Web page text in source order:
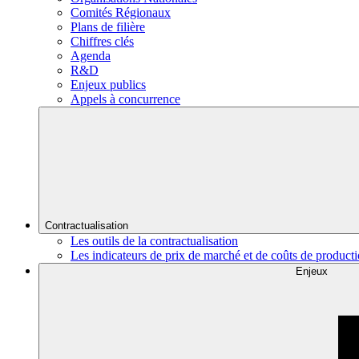
Comités Régionaux
Plans de filière
Chiffres clés
Agenda
R&D
Enjeux publics
Appels à concurrence
Contractualisation
Les outils de la contractualisation
Les indicateurs de prix de marché et de coûts de
Enjeux